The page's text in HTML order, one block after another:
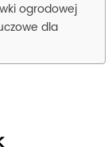
ogrodowej
dla